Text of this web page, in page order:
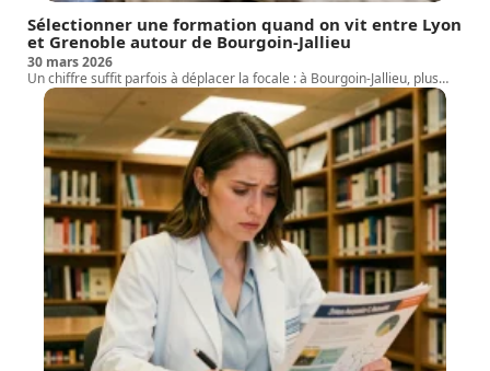
Sélectionner une formation quand on vit entre Lyon
et Grenoble autour de Bourgoin-Jallieu
30 mars 2026
Un chiffre suffit parfois à déplacer la focale : à Bourgoin-Jallieu, plus…